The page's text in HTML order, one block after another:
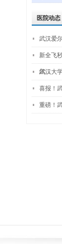
医院动态
武汉爱
新全飞
尔…
武汉大
喜报！
重磅！